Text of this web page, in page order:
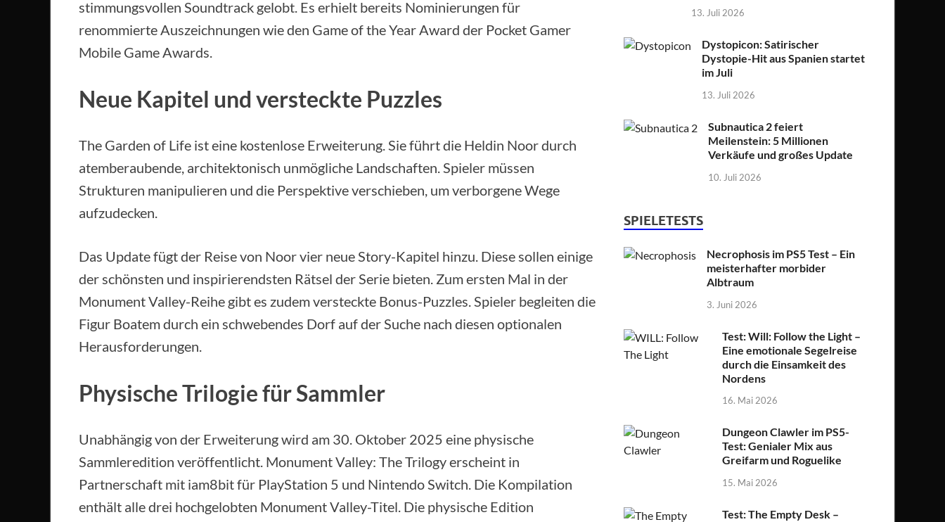
stimmungsvollen Soundtrack gelobt. Es erhielt bereits Nominierungen für
renommierte Auszeichnungen wie den Game of the Year Award der Pocket Gamer
Mobile Game Awards.
Neue Kapitel und versteckte Puzzles
The Garden of Life ist eine kostenlose Erweiterung. Sie führt die Heldin Noor durch
atemberaubende, architektonisch unmögliche Landschaften. Spieler müssen
Strukturen manipulieren und die Perspektive verschieben, um verborgene Wege
aufzudecken.
Das Update fügt der Reise von Noor vier neue Story-Kapitel hinzu. Diese sollen einige
der schönsten und inspirierendsten Rätsel der Serie bieten. Zum ersten Mal in der
Monument Valley-Reihe gibt es zudem versteckte Bonus-Puzzles. Spieler begleiten die
Figur Boatem durch ein schwebendes Dorf auf der Suche nach diesen optionalen
Herausforderungen.
Physische Trilogie für Sammler
Unabhängig von der Erweiterung wird am 30. Oktober 2025 eine physische
Sammleredition veröffentlicht. Monument Valley: The Trilogy erscheint in
Partnerschaft mit iam8bit für PlayStation 5 und Nintendo Switch. Die Kompilation
enthält alle drei hochgelobten Monument Valley-Titel. Die physische Edition
13. Juli 2026
Dystopicon: Satirischer
Dystopie-Hit aus Spanien startet
im Juli
13. Juli 2026
Subnautica 2 feiert
Meilenstein: 5 Millionen
Verkäufe und großes Update
10. Juli 2026
SPIELETESTS
Necrophosis im PS5 Test – Ein
meisterhafter morbider
Albtraum
3. Juni 2026
Test: Will: Follow the Light –
Eine emotionale Segelreise
durch die Einsamkeit des
Nordens
16. Mai 2026
Dungeon Clawler im PS5-
Test: Genialer Mix aus
Greifarm und Roguelike
15. Mai 2026
Test: The Empty Desk –